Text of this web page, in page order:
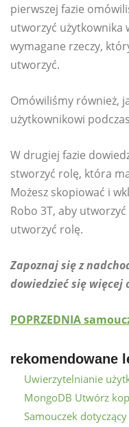
pierwszej fazie
utworzyć użytkownika
wymagane rzeczy,
utworzyć.
Omówiliśmy również,
użytkownikowi
W drugiej fazie
stworzyć rolę, która
Możesz skopiować i
Robo 3T, aby
utworzyć rolę.
Zapoznaj się z
dowiedzieć się więcej
POPRZEDNIA
rekomendowane
Uwierzytelnianie
MongoDB Utwórz
Samouczek